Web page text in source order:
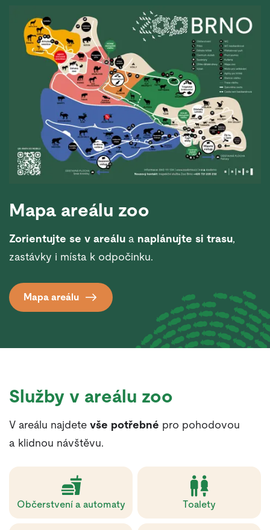
Mapa areálu zoo
Zorientujte se v areálu a naplánujte si trasu,
zastávky i místa k odpočinku.
Mapa areálu
Služby v areálu zoo
V areálu najdete vše potřebné pro pohodovou
a klidnou návštěvu.
Občerstvení a automaty Toalety